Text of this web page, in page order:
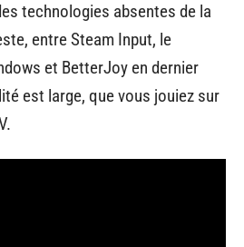
technologies absentes de la
entre Steam Input, le
et BetterJoy en dernier
est large, que vous jouiez sur